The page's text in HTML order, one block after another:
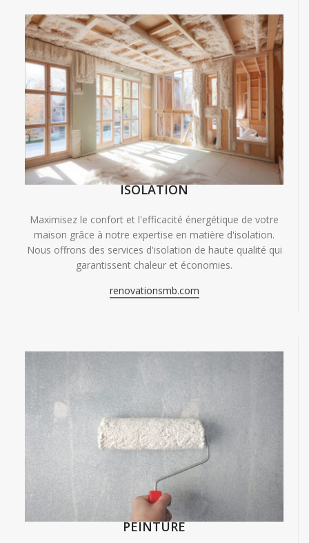
ISOLATION
Maximisez le confort et l'efficacité énergétique de votre
maison grâce à notre expertise en matière d'isolation.
Nous offrons des services d'isolation de haute qualité qui
garantissent chaleur et économies.
renovationsmb.com
PEINTURE